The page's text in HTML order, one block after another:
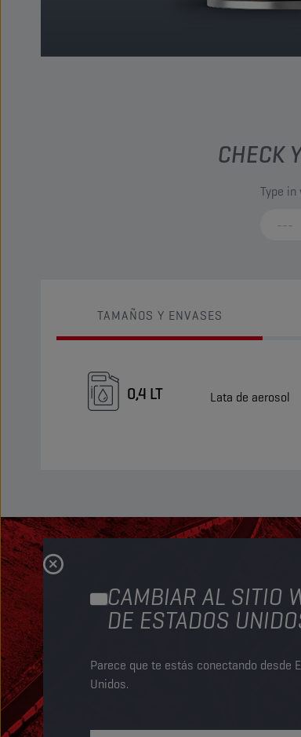
CAMBIAR AL SITIO
DE ESTADOS
Parece que te estás conectando desde
Unidos.
CHECK
Type in
TAMAÑOS Y ENVASES
0,4 LT Lata de aerosol